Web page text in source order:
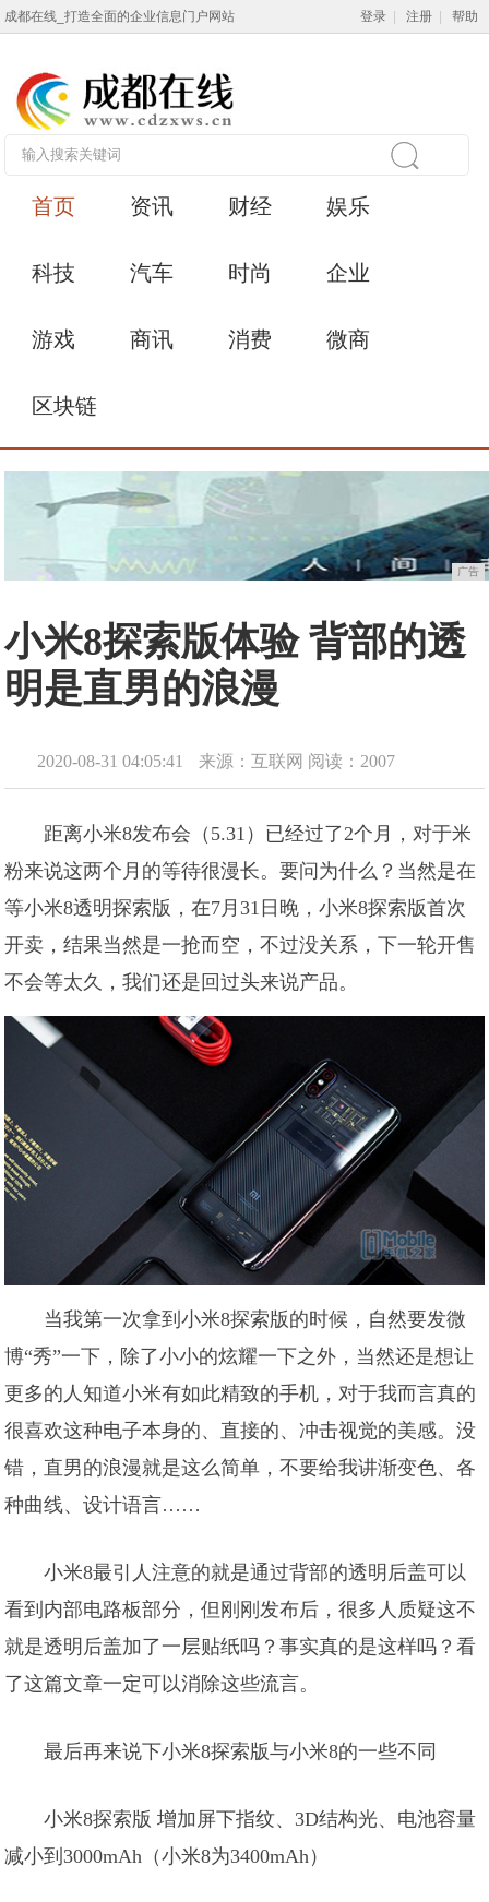
成都在线_打造全面的企业信息门户网站 登录 注册 帮助
首页 资讯 财经 娱乐
科技 汽车 时尚 企业
游戏 商讯 消费 微商
区块链
广告
小米8探索版体验 背部的透
明是直男的浪漫
2020-08-31 04:05:41 来源：互联网 阅读：2007
距离小米8发布会（5.31）已经过了2个月，对于米
粉来说这两个月的等待很漫长。要问为什么？当然是在
等小米8透明探索版，在7月31日晚，小米8探索版首次
开卖，结果当然是一抢而空，不过没关系，下一轮开售
不会等太久，我们还是回过头来说产品。
当我第一次拿到小米8探索版的时候，自然要发微
博“秀”一下，除了小小的炫耀一下之外，当然还是想让
更多的人知道小米有如此精致的手机，对于我而言真的
很喜欢这种电子本身的、直接的、冲击视觉的美感。没
错，直男的浪漫就是这么简单，不要给我讲渐变色、各
种曲线、设计语言……
小米8最引人注意的就是通过背部的透明后盖可以
看到内部电路板部分，但刚刚发布后，很多人质疑这不
就是透明后盖加了一层贴纸吗？事实真的是这样吗？看
了这篇文章一定可以消除这些流言。
最后再来说下小米8探索版与小米8的一些不同
小米8探索版 增加屏下指纹、3D结构光、电池容量
减小到3000mAh（小米8为3400mAh）